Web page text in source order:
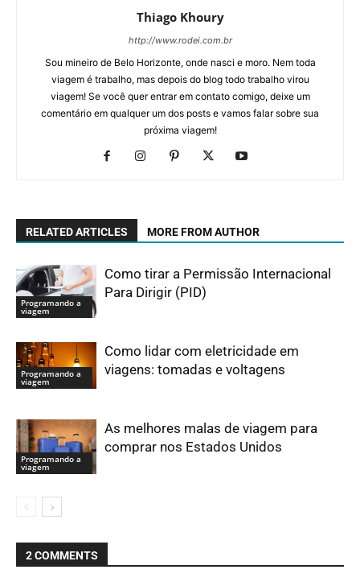
Thiago Khoury
http://www.rodei.com.br
Sou mineiro de Belo Horizonte, onde nasci e moro. Nem toda
viagem é trabalho, mas depois do blog todo trabalho virou
viagem! Se você quer entrar em contato comigo, deixe um
comentário em qualquer um dos posts e vamos falar sobre sua
próxima viagem!
RELATED ARTICLES MORE FROM AUTHOR
Programando a
viagem
Como tirar a Permissão Internacional
Para Dirigir (PID)
Programando a
viagem
Como lidar com eletricidade em
viagens: tomadas e voltagens
Programando a
viagem
As melhores malas de viagem para
comprar nos Estados Unidos
2 COMMENTS